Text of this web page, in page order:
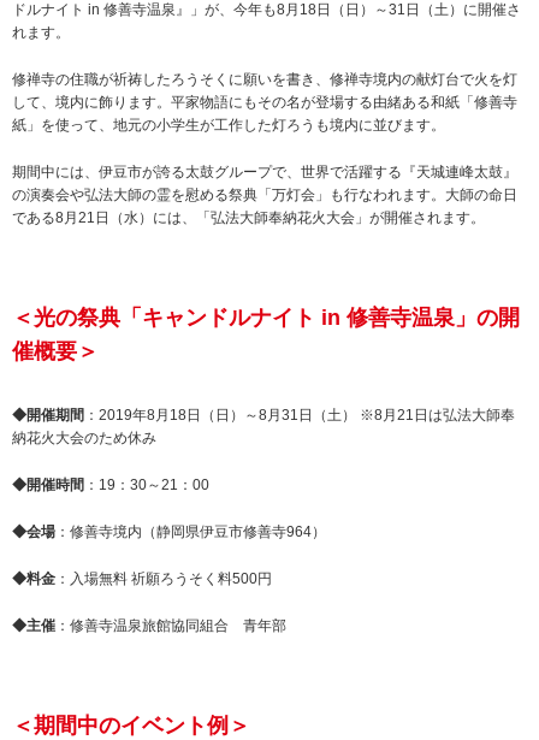
ドルナイト in 修善寺温泉』」が、今年も8月18日（日）～31日（土）に開催さ
れます。
修禅寺の住職が祈祷したろうそくに願いを書き、修禅寺境内の献灯台で火を灯
して、境内に飾ります。平家物語にもその名が登場する由緒ある和紙「修善寺
紙」を使って、地元の小学生が工作した灯ろうも境内に並びます。
期間中には、伊豆市が誇る太鼓グループで、世界で活躍する『天城連峰太鼓』
の演奏会や弘法大師の霊を慰める祭典「万灯会」も行なわれます。大師の命日
である8月21日（水）には、「弘法大師奉納花火大会」が開催されます。
＜光の祭典「キャンドルナイト in 修善寺温泉」の開
催概要＞
◆開催期間 ：2019年8月18日（日）～8月31日（土） ※8月21日は弘法大師奉
納花火大会のため休み
◆開催時間 ：19：30～21：00
◆会場 ：修善寺境内（静岡県伊豆市修善寺964）
◆料金 ：入場無料 祈願ろうそく料500円
◆主催 ：修善寺温泉旅館協同組合 青年部
＜期間中のイベント例＞